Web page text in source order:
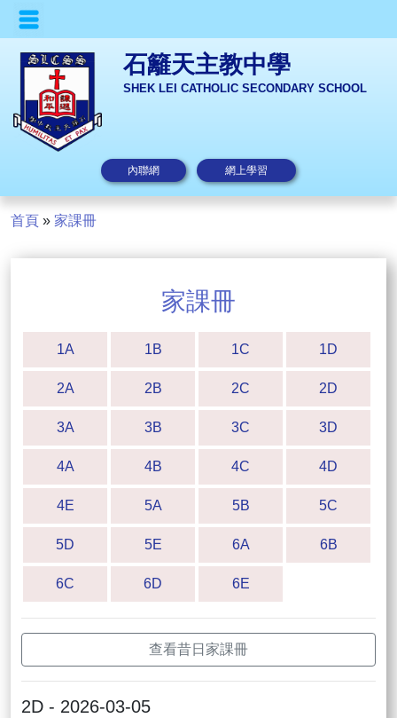
石籬天主教中學
SHEK LEI CATHOLIC SECONDARY SCHOOL
內聯網 網上學習
首頁 » 家課冊
家課冊
1A 1B 1C 1D
2A 2B 2C 2D
3A 3B 3C 3D
4A 4B 4C 4D
4E 5A 5B 5C
5D 5E 6A 6B
6C 6D 6E
查看昔日家課冊
2D - 2026-03-05